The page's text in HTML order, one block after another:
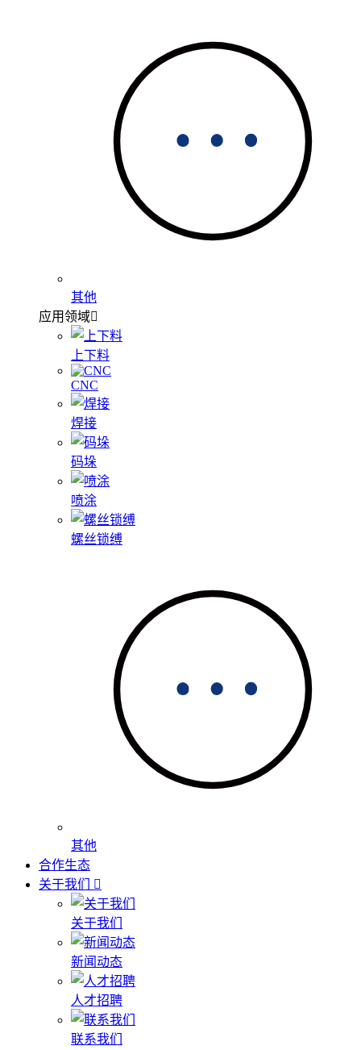
其他
应用领域
上下料
CNC
焊接
码垛
喷涂
螺丝锁缚
其他
合作生态
关于我们
关于我们
新闻动态
人才招聘
联系我们